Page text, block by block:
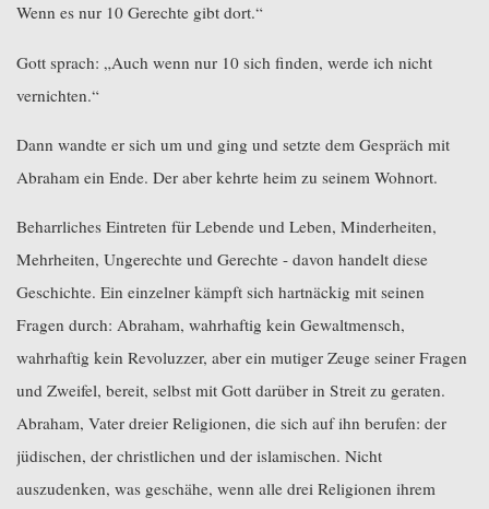
Wenn es nur 10 Gerechte gibt dort.“
Gott sprach: „Auch wenn nur 10 sich finden, werde ich nicht
vernichten.“
Dann wandte er sich um und ging und setzte dem Gespräch mit
Abraham ein Ende. Der aber kehrte heim zu seinem Wohnort.
Beharrliches Eintreten für Lebende und Leben, Minderheiten,
Mehrheiten, Ungerechte und Gerechte - davon handelt diese
Geschichte. Ein einzelner kämpft sich hartnäckig mit seinen
Fragen durch: Abraham, wahrhaftig kein Gewaltmensch,
wahrhaftig kein Revoluzzer, aber ein mutiger Zeuge seiner Fragen
und Zweifel, bereit, selbst mit Gott darüber in Streit zu geraten.
Abraham, Vater dreier Religionen, die sich auf ihn berufen: der
jüdischen, der christlichen und der islamischen. Nicht
auszudenken, was geschähe, wenn alle drei Religionen ihrem